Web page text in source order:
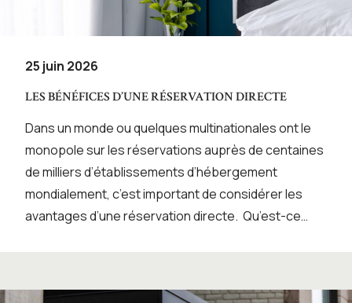
25 juin 2026
LES BÉNÉFICES D’UNE RÉSERVATION DIRECTE
Dans un monde ou quelques multinationales ont le
monopole sur les réservations auprès de centaines
de milliers d’établissements d’hébergement
mondialement, c’est important de considérer les
avantages d’une réservation directe. Qu’est-ce…